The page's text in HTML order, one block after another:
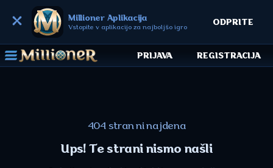
Millioner Aplikacija
Vstopite v aplikacijo za najboljšo igro
ODPRITE
PRIJAVA REGISTRACIJA
404 stran ni najdena
Ups! Te strani nismo našli